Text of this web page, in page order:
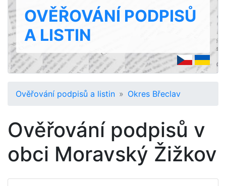
OVĚŘOVÁNÍ PODPISŮ
A LISTIN
Ověřování podpisů a listin Okres Břeclav
Ověřování podpisů v
obci Moravský Žižkov